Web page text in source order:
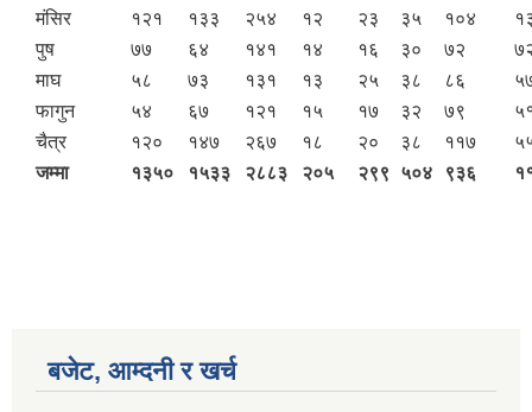
मंसिर
१२१ १३३ २५४ १२ २३ ३५ १०४
पुष
७७ ६४ १४१ १४ १६ ३० ७२
माघ
५८ ७३ १३१ १३ २५ ३८ ८६
फागुन
५४ ६७ १२१ १५ १७ ३२ ७९
चैत्र
१२० १४७ २६७ १८ २० ३८ ११७
जम्मा
१३५० १५३३ २८८३ २०५ २९९ ५०४ ९३६
बजेट, आम्दनी र खर्च